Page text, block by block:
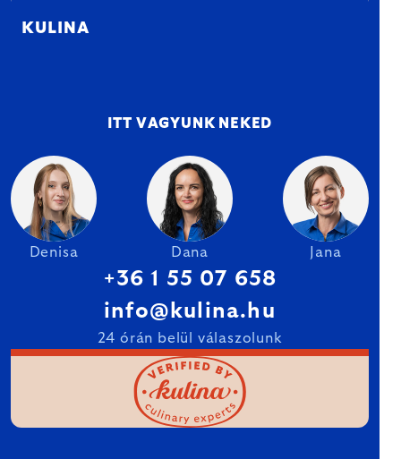
KULINA
ITT VAGYUNK NEKED
Denisa Dana Jana
+36 1 55 07 658
info@kulina.hu
24 órán belül válaszolunk